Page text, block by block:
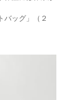
バッグ」（２